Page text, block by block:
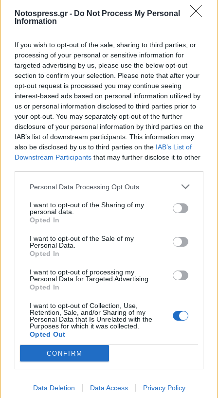
Notospress.gr - Do Not Process My Personal
Information
If you wish to opt-out of the sale, sharing to third parties, or
processing of your personal or sensitive information for
targeted advertising by us, please use the below opt-out
section to confirm your selection. Please note that after your
opt-out request is processed you may continue seeing
interest-based ads based on personal information utilized by
us or personal information disclosed to third parties prior to
your opt-out. You may separately opt-out of the further
disclosure of your personal information by third parties on the
IAB’s list of downstream participants. This information may
also be disclosed by us to third parties on the IAB’s List of
Downstream Participants that may further disclose it to other
Personal Data Processing Opt Outs
I want to opt-out of the Sharing of my
personal data.
Opted In
I want to opt-out of the Sale of my
Personal Data.
Opted In
I want to opt-out of processing my
Personal Data for Targeted Advertising.
Opted In
I want to opt-out of Collection, Use,
Retention, Sale, and/or Sharing of my
Personal Data that Is Unrelated with the
Purposes for which it was collected.
Opted Out
CONFIRM
Data Deletion Data Access Privacy Policy
Ασύλου Αλλοδαπού), το οποίο όπως προέκυψε
ήταν πλαστό και κατασχέθηκε.